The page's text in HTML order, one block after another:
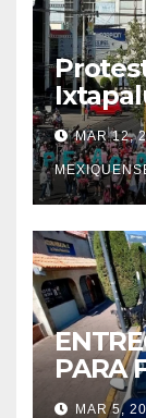
MAR 12,
PARA
MAR 5,